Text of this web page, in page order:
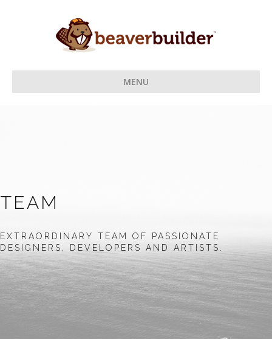
MENU
TEAM
EXTRAORDINARY TEAM OF PASSIONATE
DESIGNERS, DEVELOPERS AND ARTISTS.